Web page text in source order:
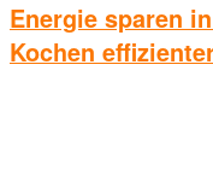
Energie sparen
Kochen